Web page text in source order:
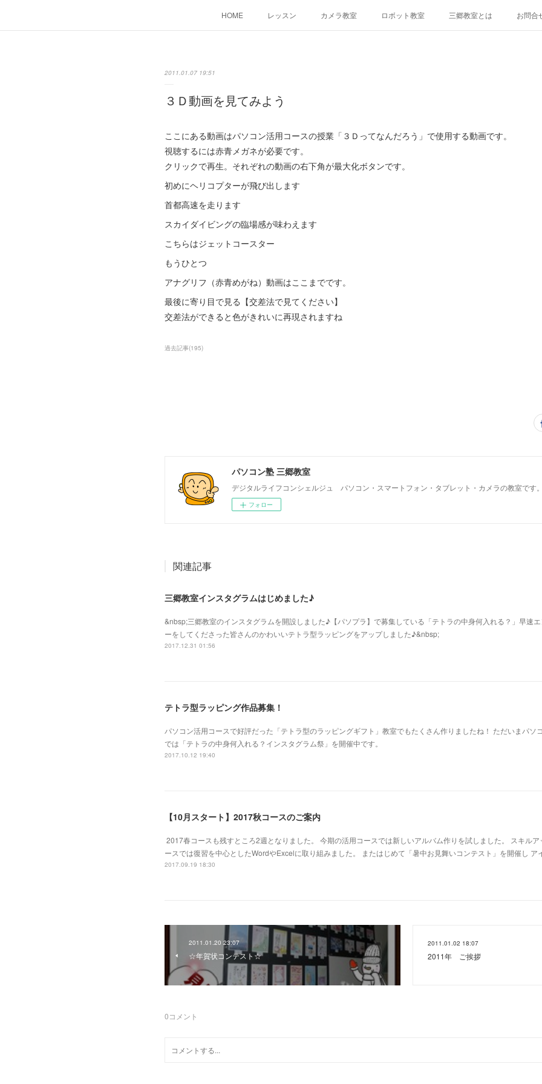
HOME レッスン カメラ教室 ロボット教室 三郷教室とは お問合
2011.01.07 19:51
３Ｄ動画を見てみよう
ここにある動画はパソコン活用コースの授業「３Ｄってなんだろう」で使用する動画です。
視聴するには赤青メガネが必要です。
クリックで再生。それぞれの動画の右下角が最大化ボタンです。
初めにヘリコプターが飛び出します
首都高速を走ります
スカイダイビングの臨場感が味わえます
こちらはジェットコースター
もうひとつ
アナグリフ（赤青めがね）動画はここまでです。
最後に寄り目で見る【交差法で見てください】
交差法ができると色がきれいに再現されますね
過去記事(195)
パソコン塾 三郷教室
デジタルライフコンシェルジュ パソコン・スマートフォン・タブレット・カメラの教室です
フォロー
関連記事
三郷教室インスタグラムはじめました♪
&nbsp;三郷教室のインスタグラムを開設しました♪【パソプラ】で募集している「テトラの中身何入れる？」早速
ーをしてくださった皆さんのかわいいテトラ型ラッピングをアップしました♪&nbsp;
2017.12.31 01:56
テトラ型ラッピング作品募集！
パソコン活用コースで好評だった「テトラ型のラッピングギフト」教室でもたくさん作りましたね！ ただいまパソ
では「テトラの中身何入れる？インスタグラム祭」を開催中です。
2017.10.12 19:40
【10月スタート】2017秋コースのご案内
2017春コースも残すところ2週となりました。 今期の活用コースでは新しいアルバム作りを試しました。 スキルア
ースでは復習を中心としたWordやExcelに取り組みました。 またはじめて「暑中お見舞いコンテスト」を開催し
2017.09.19 18:30
2011.01.20 23:07
☆年賀状コンテスト☆
2011.01.02 18:07
2011年 ご挨拶
0コメント